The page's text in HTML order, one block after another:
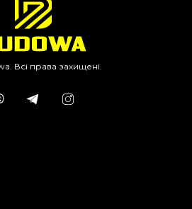
Всі права захищені.